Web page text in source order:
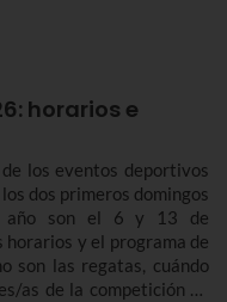
horarios e
los eventos deportivos
dos primeros domingos
año son el 6 y 13 de
horarios y el programa de
son las regatas, cuándo
as de la competición de